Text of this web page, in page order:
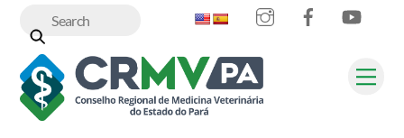
content
InstagramFacebook